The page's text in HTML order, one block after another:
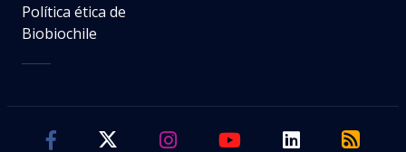
Política ética de
Biobiochile